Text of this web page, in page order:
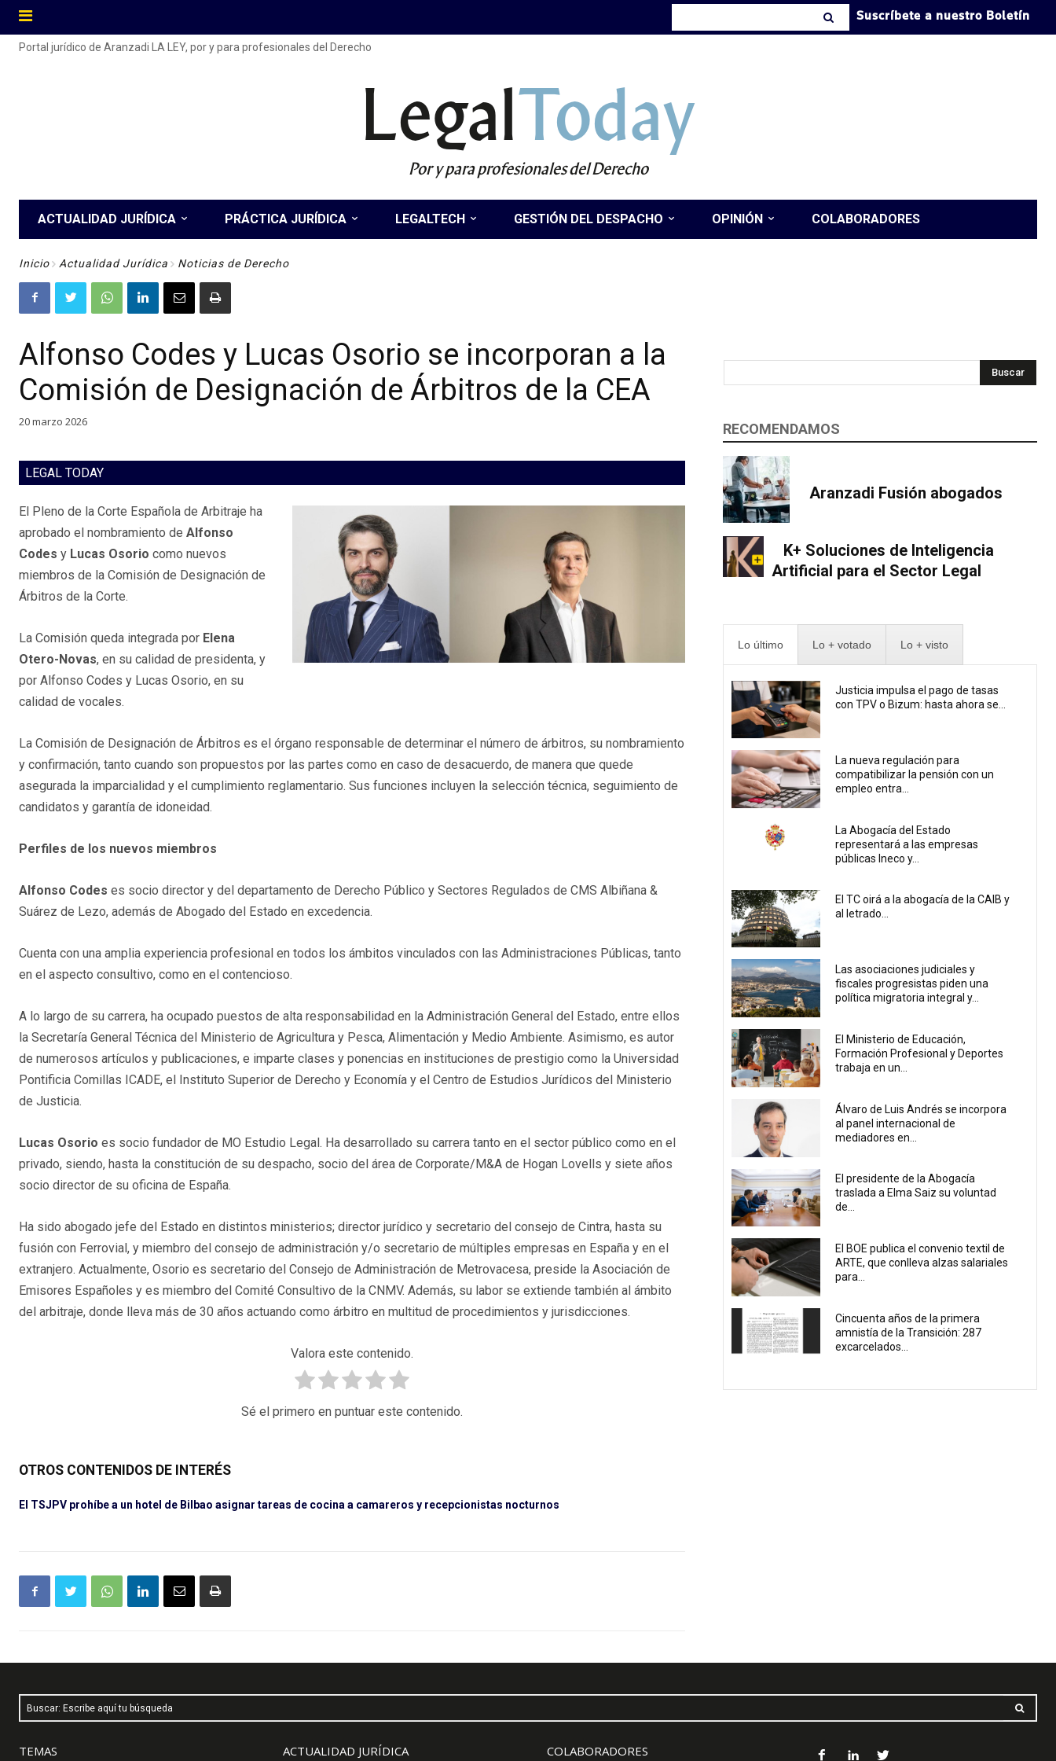
Suscríbete a nuestro Boletín
Portal jurídico de Aranzadi LA LEY, por y para profesionales del Derecho
LegalToday
Por y para profesionales del Derecho
ACTUALIDAD JURÍDICA PRÁCTICA JURÍDICA LEGALTECH GESTIÓN DEL DESPACHO OPINIÓN COLABORADORES
Inicio Actualidad Jurídica Noticias de Derecho
Alfonso Codes y Lucas Osorio se incorporan a la
Comisión de Designación de Árbitros de la CEA
20 marzo 2026
LEGAL TODAY
El Pleno de la Corte Española de Arbitraje ha
aprobado el nombramiento de Alfonso
Codes y Lucas Osorio como nuevos
miembros de la Comisión de Designación de
Árbitros de la Corte.
La Comisión queda integrada por Elena
Otero-Novas, en su calidad de presidenta, y
por Alfonso Codes y Lucas Osorio, en su
calidad de vocales.
La Comisión de Designación de Árbitros es el órgano responsable de determinar el número de árbitros, su nombramiento
y confirmación, tanto cuando son propuestos por las partes como en caso de desacuerdo, de manera que quede
asegurada la imparcialidad y el cumplimiento reglamentario. Sus funciones incluyen la selección técnica, seguimiento de
candidatos y garantía de idoneidad.
Perfiles de los nuevos miembros
Alfonso Codes es socio director y del departamento de Derecho Público y Sectores Regulados de CMS Albiñana &
Suárez de Lezo, además de Abogado del Estado en excedencia.
Cuenta con una amplia experiencia profesional en todos los ámbitos vinculados con las Administraciones Públicas, tanto
en el aspecto consultivo, como en el contencioso.
A lo largo de su carrera, ha ocupado puestos de alta responsabilidad en la Administración General del Estado, entre ellos
la Secretaría General Técnica del Ministerio de Agricultura y Pesca, Alimentación y Medio Ambiente. Asimismo, es autor
de numerosos artículos y publicaciones, e imparte clases y ponencias en instituciones de prestigio como la Universidad
Pontificia Comillas ICADE, el Instituto Superior de Derecho y Economía y el Centro de Estudios Jurídicos del Ministerio
de Justicia.
Lucas Osorio es socio fundador de MO Estudio Legal. Ha desarrollado su carrera tanto en el sector público como en el
privado, siendo, hasta la constitución de su despacho, socio del área de Corporate/M&A de Hogan Lovells y siete años
socio director de su oficina de España.
Ha sido abogado jefe del Estado en distintos ministerios; director jurídico y secretario del consejo de Cintra, hasta su
fusión con Ferrovial, y miembro del consejo de administración y/o secretario de múltiples empresas en España y en el
extranjero. Actualmente, Osorio es secretario del Consejo de Administración de Metrovacesa, preside la Asociación de
Emisores Españoles y es miembro del Comité Consultivo de la CNMV. Además, su labor se extiende también al ámbito
del arbitraje, donde lleva más de 30 años actuando como árbitro en multitud de procedimientos y jurisdicciones.
Valora este contenido.
Sé el primero en puntuar este contenido.
OTROS CONTENIDOS DE INTERÉS
El TSJPV prohíbe a un hotel de Bilbao asignar tareas de cocina a camareros y recepcionistas nocturnos
Buscar
RECOMENDAMOS
Aranzadi Fusión abogados
K+ Soluciones de Inteligencia
Artificial para el Sector Legal
Lo último Lo + votado Lo + visto
Justicia impulsa el pago de tasas
con TPV o Bizum: hasta ahora se...
La nueva regulación para
compatibilizar la pensión con un
empleo entra...
La Abogacía del Estado
representará a las empresas
públicas Ineco y...
El TC oirá a la abogacía de la CAIB y
al letrado...
Las asociaciones judiciales y
fiscales progresistas piden una
política migratoria integral y...
El Ministerio de Educación,
Formación Profesional y Deportes
trabaja en un...
Álvaro de Luis Andrés se incorpora
al panel internacional de
mediadores en...
El presidente de la Abogacía
traslada a Elma Saiz su voluntad
de...
El BOE publica el convenio textil de
ARTE, que conlleva alzas salariales
para...
Cincuenta años de la primera
amnistía de la Transición: 287
excarcelados...
Buscar: Escribe aquí tu búsqueda
TEMAS ACTUALIDAD JURÍDICA COLABORADORES